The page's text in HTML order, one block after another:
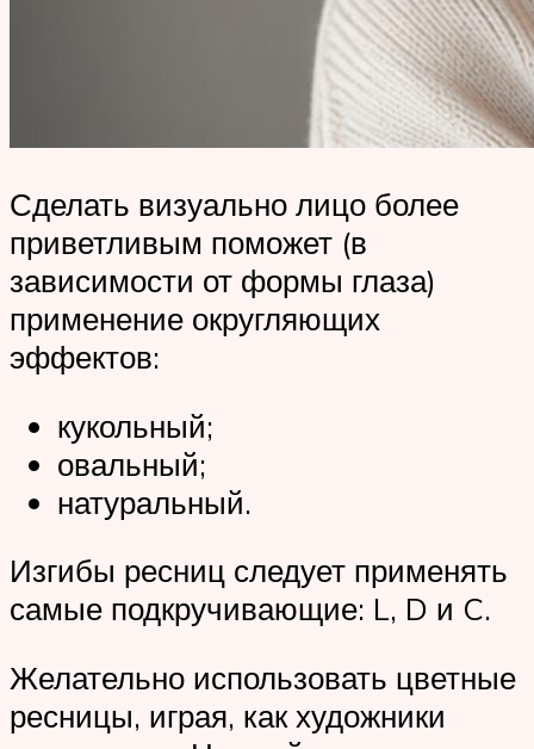
Сделать визуально лицо более
приветливым поможет (в
зависимости от формы глаза)
применение округляющих
эффектов:
кукольный;
овальный;
натуральный.
Изгибы ресниц следует применять
самые подкручивающие: L, D и C.
Желательно использовать цветные
ресницы, играя, как художники